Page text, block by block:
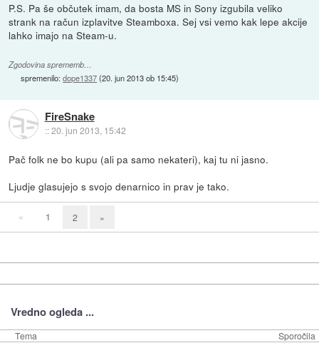
P.S. Pa še občutek imam, da bosta MS in Sony izgubila veliko
strank na račun izplavitve Steamboxa. Sej vsi vemo kak lepe akcije
lahko imajo na Steam-u.
Zgodovina sprememb…
spremenilo:dope1337(20. jun 2013 ob 15:45)
FireSnake
::20. jun 2013, 15:42
Pač folk ne bo kupu (ali pa samo nekateri), kaj tu ni jasno.
Ljudje glasujejo s svojo denarnico in prav je tako.
« 1 2 »
Vredno ogleda ...
Tema Sporočila